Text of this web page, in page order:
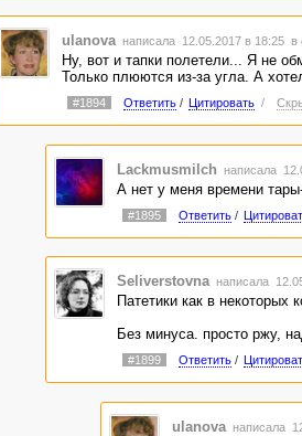
Ребят, не нужно выискивать
вопрос, а зачем ЭТО написано? Какова
читателю, что люди должны относиться
примитивно посмешить читателя?
А! А где они взяли сметану? О! А почему
обратил внимание на девушку, когда он
Утрирую, конечно. Но просто некоторые
прослеживается. "Складно написано. Всё
музея...
ulanova написала 12.05.2017 в 18:25 в
Ну, вот и тапки полетели... Я не
Только плюются из-за угла. А
#1894 Ответить/ Цитировать /
Lackmusmilch написала
А нет у меня времени
#1895 Ответить/
Seliverstovna написала
Патетики как в некоторых
Без минуса. просто ржу,
#1899 Ответить/
ulanova написала